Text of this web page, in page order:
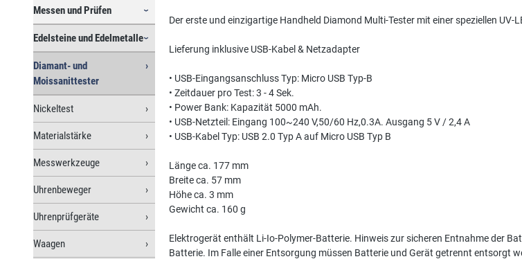
Messen und Prüfen
Edelsteine und Edelmetalle
Diamant- und
Moissanittester
Nickeltest
Materialstärke
Messwerkzeuge
Uhrenbeweger
Uhrenprüfgeräte
Waagen
Der erste und einzigartige Handheld Diamond Multi-Tester mit einer speziellen UV-
Lieferung inklusive USB-Kabel & Netzadapter
• USB-Eingangsanschluss Typ: Micro USB Typ-B
• Zeitdauer pro Test: 3 - 4 Sek.
• Power Bank: Kapazität 5000 mAh.
• USB-Netzteil: Eingang 100~240 V,50/60 Hz,0.3A. Ausgang 5 V / 2,4 A
• USB-Kabel Typ: USB 2.0 Typ A auf Micro USB Typ B
Länge ca. 177 mm
Breite ca. 57 mm
Höhe ca. 3 mm
Gewicht ca. 160 g
Elektrogerät enthält Li-Io-Polymer-Batterie. Hinweis zur sicheren Entnahme der
Batterie. Im Falle einer Entsorgung müssen Batterie und Gerät getrennt entsorgt